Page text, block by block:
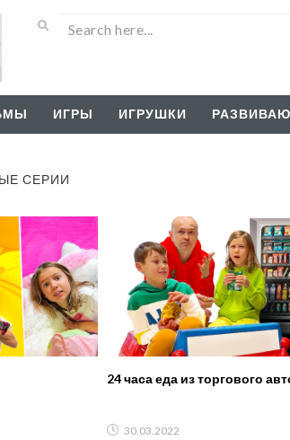
ИГРЫ ИГРУШКИ
СЕРИИ
24 часа еда из торгового
30.03.2022